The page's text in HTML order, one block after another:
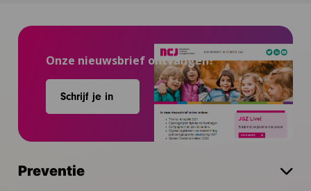
Onze nieuwsbrief ontvangen?
Schrijf je in
Preventie